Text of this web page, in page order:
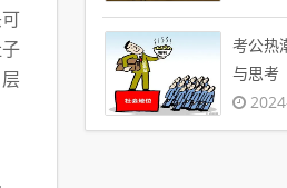
考公热
与思考